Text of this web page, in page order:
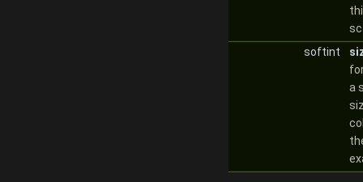
softint
a